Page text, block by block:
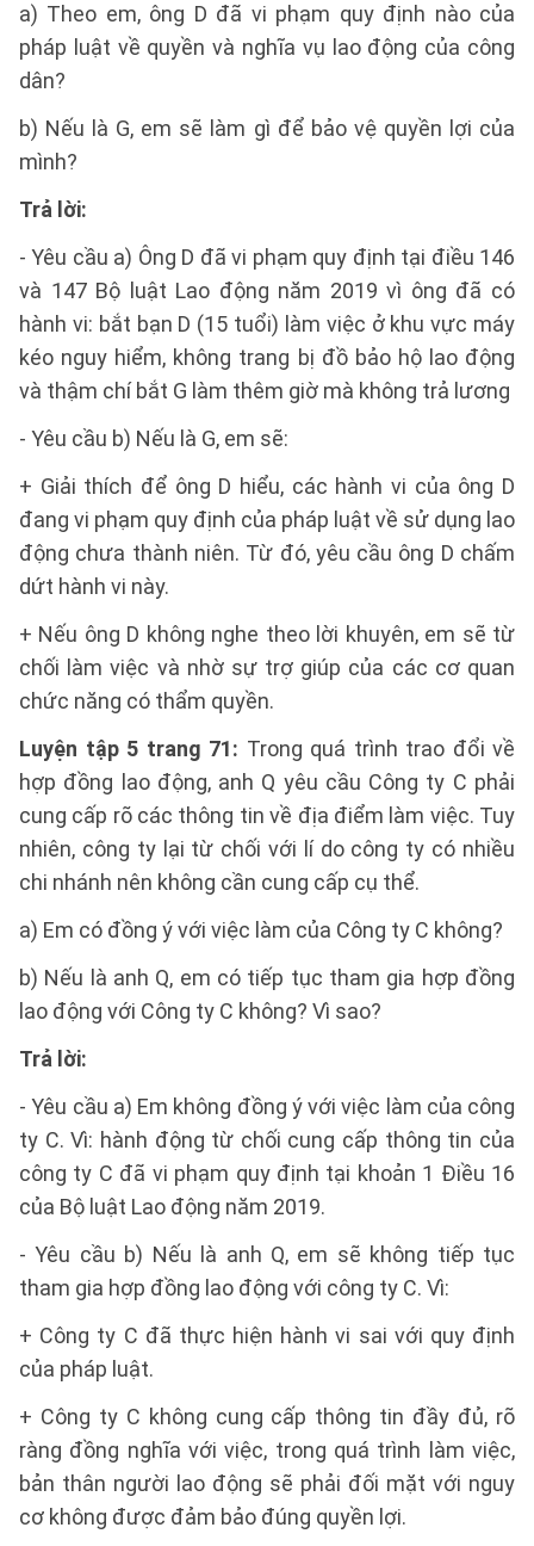
a) Theo em, ông D đã vi phạm quy định nào của
pháp luật về quyền và nghĩa vụ lao động của công
dân?
b) Nếu là G, em sẽ làm gì để bảo vệ quyền lợi của
mình?
Trả lời:
- Yêu cầu a) Ông D đã vi phạm quy định tại điều 146
và 147 Bộ luật Lao động năm 2019 vì ông đã có
hành vi: bắt bạn D (15 tuổi) làm việc ở khu vực máy
kéo nguy hiểm, không trang bị đồ bảo hộ lao động
và thậm chí bắt G làm thêm giờ mà không trả lương
- Yêu cầu b) Nếu là G, em sẽ:
+ Giải thích để ông D hiểu, các hành vi của ông D
đang vi phạm quy định của pháp luật về sử dụng lao
động chưa thành niên. Từ đó, yêu cầu ông D chấm
dứt hành vi này.
+ Nếu ông D không nghe theo lời khuyên, em sẽ từ
chối làm việc và nhờ sự trợ giúp của các cơ quan
chức năng có thẩm quyền.
Luyện tập 5 trang 71: Trong quá trình trao đổi về
hợp đồng lao động, anh Q yêu cầu Công ty C phải
cung cấp rõ các thông tin về địa điểm làm việc. Tuy
nhiên, công ty lại từ chối với lí do công ty có nhiều
chi nhánh nên không cần cung cấp cụ thể.
a) Em có đồng ý với việc làm của Công ty C không?
b) Nếu là anh Q, em có tiếp tục tham gia hợp đồng
lao động với Công ty C không? Vì sao?
Trả lời:
- Yêu cầu a) Em không đồng ý với việc làm của công
ty C. Vì: hành động từ chối cung cấp thông tin của
công ty C đã vi phạm quy định tại khoản 1 Điều 16
của Bộ luật Lao động năm 2019.
- Yêu cầu b) Nếu là anh Q, em sẽ không tiếp tục
tham gia hợp đồng lao động với công ty C. Vì:
+ Công ty C đã thực hiện hành vi sai với quy định
của pháp luật.
+ Công ty C không cung cấp thông tin đầy đủ, rõ
ràng đồng nghĩa với việc, trong quá trình làm việc,
bản thân người lao động sẽ phải đối mặt với nguy
cơ không được đảm bảo đúng quyền lợi.